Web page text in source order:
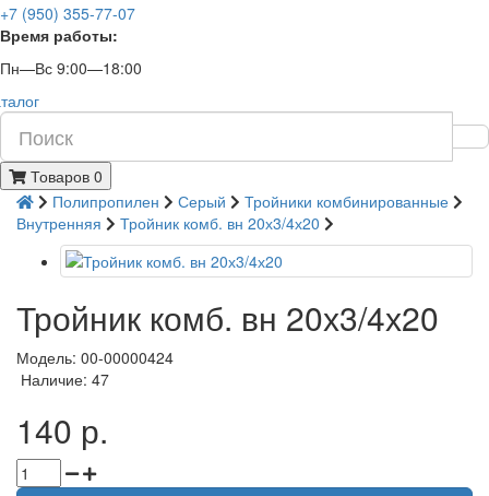
+7 (950) 355-77-07
Время работы:
Пн—Вс 9:00—18:00
Товаров 0
Полипропилен
Серый
Тройники комбинированные
Внутренняя
Тройник комб. вн 20х3/4х20
Тройник комб. вн 20х3/4х20
Модель: 00-00000424
Наличие: 47
140 р.